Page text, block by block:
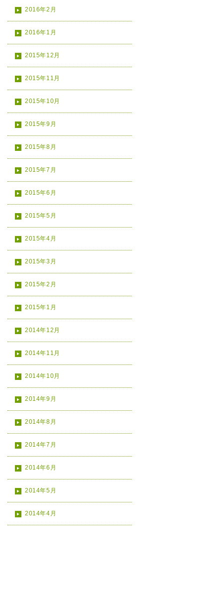
2016年2月
2016年1月
2015年12月
2015年11月
2015年10月
2015年9月
2015年8月
2015年7月
2015年6月
2015年5月
2015年4月
2015年3月
2015年2月
2015年1月
2014年12月
2014年11月
2014年10月
2014年9月
2014年8月
2014年7月
2014年6月
2014年5月
2014年4月